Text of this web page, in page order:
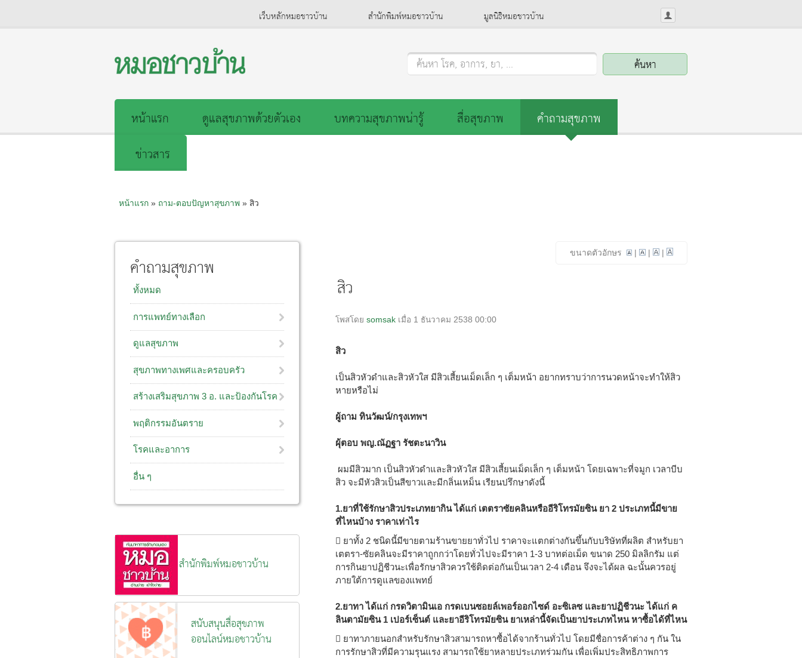
เว็บหลักหมอชาวบ้าน สำนักพิมพ์หมอชาวบ้าน มูลนิธิหมอชาวบ้าน
ค้นหา โรค, อาการ, ยา, ...
หน้าแรก ดูแลสุขภาพด้วยตัวเอง บทความสุขภาพน่ารู้ สื่อสุขภาพ
คำถามสุขภาพ
ข่าวสาร
หน้าแรก» ถาม-ตอบปัญหาสุขภาพ» สิว
ขนาดตัวอักษร | | |
สิว
โพสโดย somsak เมื่อ 1 ธันวาคม 2538 00:00
สิว
เป็นสิวหัวดำและสิวหัวใส มีสิวเสี้ยนเม็ดเล็ก ๆ เต็มหน้า อยากทราบว่าการนวดหน้าจะทำให้สิว
หายหรือไม่
ผู้ถาม ทินวัฒน์/กรุงเทพฯ
ผุ้ตอบ พญ.ณัฏฐา รัชตะนาวิน
ผมมีสิวมาก เป็นสิวหัวดำและสิวหัวใส มีสิวเสี้ยนเม็ดเล็ก ๆ เต็มหน้า โดยเฉพาะที่จมูก เวลาบีบ
สิว จะมีหัวสิวเป็นสีขาวและมีกลิ่นเหม็น เรียนปรึกษาดังนี้
1.ยาที่ใช้รักษาสิวประเภทยากิน ได้แก่ เตตราซัยคลินหรืออีริโทรมัยซิน ยา 2 ประเภทนี้มีขาย
ที่ไหนบ้าง ราคาเท่าไร
 ยาทั้ง 2 ชนิดนี้มีขายตามร้านขายยาทั่วไป ราคาจะแตกต่างกันขึ้นกับบริษัทที่ผลิต สำหรับยา
เตตรา-ซัยคลินจะมีราคาถูกกว่าโดยทั่วไปจะมีราคา 1-3 บาทต่อเม็ด ขนาด 250 มิลลิกรัม แต่
การกินยาปฏิชีวนะเพื่อรักษาสิวควรใช้ติดต่อกันเป็นเวลา 2-4 เดือน จึงจะได้ผล ฉะนั้นควรอยู่
ภายใต้การดูแลของแพทย์
2.ยาทา ได้แก่ กรดวิตามินเอ กรดเบนซอยล์เพอร์ออกไซด์ อะซิเลซ และยาปฏิชีวนะ ได้แก่ ค
ลินตามัยซิน 1 เปอร์เซ็นต์ และยาอีริโทรมัยซิน ยาเหล่านี้จัดเป็นยาประเภทไหน หาซื้อได้ที่ไหน
 ยาทาภายนอกสำหรับรักษาสิวสามารถหาซื้อได้จากร้านทั่วไป โดยมีชื่อการค้าต่าง ๆ กัน ใน
การรักษาสิวที่มีความรุนแรง สามารถใช้ยาหลายประเภทร่วมกัน เพื่อเพิ่มประสิทธิภาพการ
คำถามสุขภาพ
ทั้งหมด
การแพทย์ทางเลือก
ดูแลสุขภาพ
สุขภาพทางเพศและครอบครัว
สร้างเสริมสุขภาพ 3 อ. และป้องกันโรค
พฤติกรรมอันตราย
โรคและอาการ
อื่น ๆ
สำนักพิมพ์หมอชาวบ้าน
สนับสนุนสื่อสุขภาพ
ออนไลน์หมอชาวบ้าน